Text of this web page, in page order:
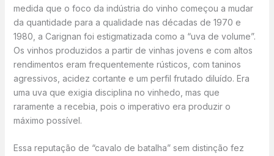
medida que o foco da indústria do vinho começou a mudar
da quantidade para a qualidade nas décadas de 1970 e
1980, a Carignan foi estigmatizada como a “uva de volume”.
Os vinhos produzidos a partir de vinhas jovens e com altos
rendimentos eram frequentemente rústicos, com taninos
agressivos, acidez cortante e um perfil frutado diluído. Era
uma uva que exigia disciplina no vinhedo, mas que
raramente a recebia, pois o imperativo era produzir o
máximo possível.
Essa reputação de “cavalo de batalha” sem distinção fez